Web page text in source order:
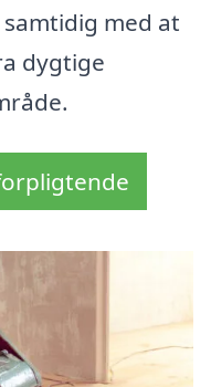
med at
dygtige